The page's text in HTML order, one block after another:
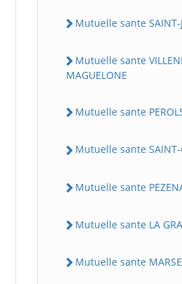
Mutuelle sante SAINT-
Mutuelle sante
MAGUELONE
Mutuelle sante
Mutuelle sante SAINT-
Mutuelle sante
Mutuelle sante LA
Mutuelle sante